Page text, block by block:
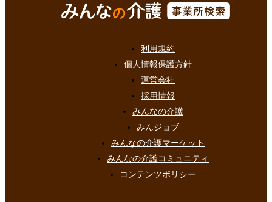
利用規約
個人情報保護方針
運営会社
採用情報
みんなの介護
みんジョブ
みんなの介護マーケット
みんなの介護コミュニティ
コンテンツポリシー